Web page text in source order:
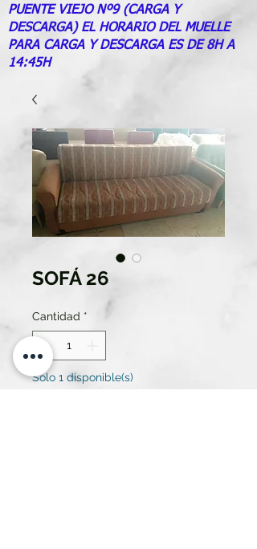
PUENTE VIEJO Nº9 (CARGA Y
DESCARGA) EL HORARIO DEL MUELLE
PARA CARGA Y DESCARGA ES DE 8H A
14:45H
SOFÁ 26
Cantidad *
Solo 1 disponible(s)